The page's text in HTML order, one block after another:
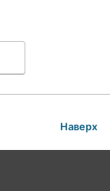
Наверх